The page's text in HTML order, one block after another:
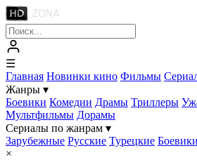
☰
Главная Новинки кино Фильмы
Жанры ▾
Боевики Комедии Драмы Триллеры
Мультфильмы Дорамы
Сериалы по жанрам ▾
Зарубежные Русские Турецкие Боевики
×